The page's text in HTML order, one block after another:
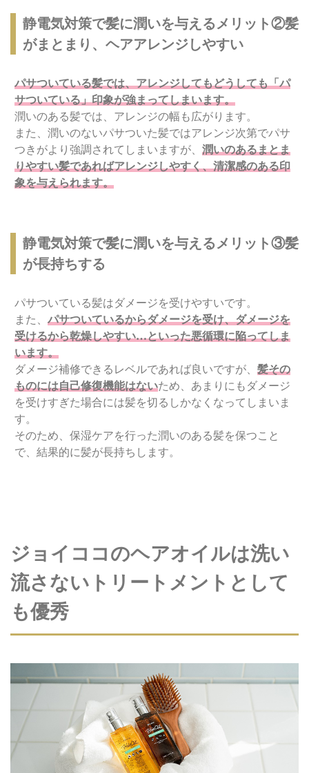
静電気対策で髪に潤いを与えるメリット②髪
がまとまり、ヘアアレンジしやすい
パサついている髪では、アレンジしてもどうしても「パ
サついている」印象が強まってしまいます。
潤いのある髪では、アレンジの幅も広がります。
また、潤いのないパサついた髪ではアレンジ次第でパサ
つきがより強調されてしまいますが、 潤いのあるまとま
りやすい髪であればアレンジしやすく、清潔感のある印
象を与えられます。
静電気対策で髪に潤いを与えるメリット③髪
が長持ちする
パサついている髪はダメージを受けやすいです。
また、 パサついているからダメージを受け、ダメージを
受けるから乾燥しやすい…といった悪循環に陥ってしま
います。
ダメージ補修できるレベルであれば良いですが、 髪その
ものには自己修復機能はないため、あまりにもダメージ
を受けすぎた場合には髪を切るしかなくなってしまいま
す。
そのため、保湿ケアを行った潤いのある髪を保つこと
で、結果的に髪が長持ちします。
ジョイココのヘアオイルは洗い
流さないトリートメントとして
も優秀